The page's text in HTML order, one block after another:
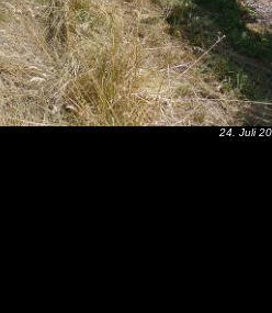
24. Juli